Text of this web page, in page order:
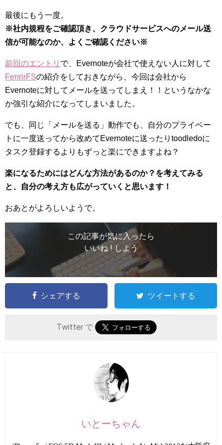
最後にもう一度。
※社内規程をご確認頂き、クラウドサービスへのメール送
信が可能なのか、よくご確認ください※
前回のエントリ で、Evernoteが会社で使えない人に対して
FenrirFSの紹介をしておきながら、今回は会社から
Evernoteに対してメールを送ってしまえ！！というなかな
か強引な紹介になってしまいました。
でも、同じ「メールを送る」動作でも、自分のプライベー
トに一度送ってから改めてEvernoteに送ったりtoodledoに
タスク登録するよりもずっと楽にできますよね？
楽になるためにはどんな方法があるのか？を考えてみる
と、自分の考え方も広がっていくと思います！
おあとがよろしいようで。
この記事が気に入ったら
いいね ! しよう
シェアする ツイートする
Twitter で
いとーちゃん